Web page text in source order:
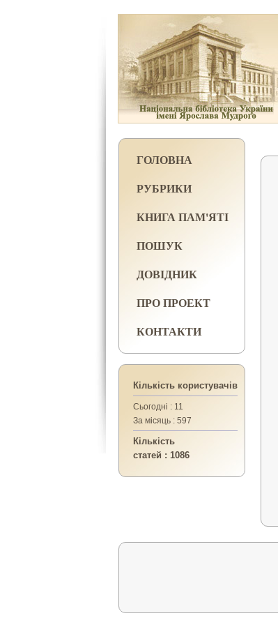
ГОЛОВНА
РУБРИКИ
КНИГА ПАМ'ЯТІ
ПОШУК
ДОВІДНИК
ПРО ПРОЕКТ
КОНТАКТИ
Кількість користувачів
Сьогодні : 11
За місяць : 597
Кількість
статей : 1086